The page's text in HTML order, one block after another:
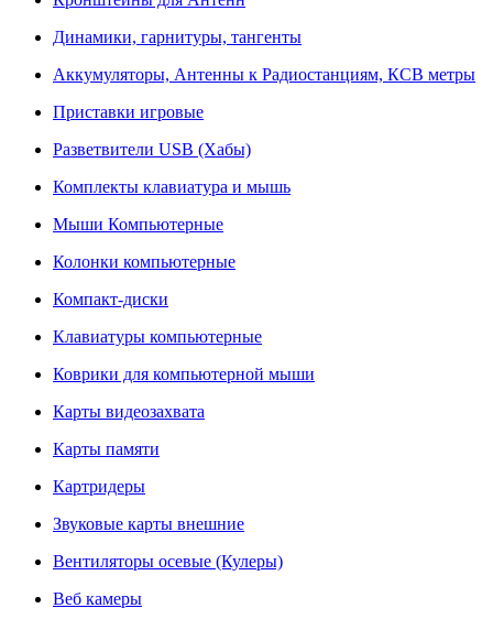
Динамики, гарнитуры, тангенты
Аккумуляторы, Антенны к Радиостанциям, КСВ метры
Приставки игровые
Разветвители USB (Хабы)
Комплекты клавиатура и мышь
Мыши Компьютерные
Колонки компьютерные
Компакт-диски
Клавиатуры компьютерные
Коврики для компьютерной мыши
Карты видеозахвата
Карты памяти
Картридеры
Звуковые карты внешние
Вентиляторы осевые (Кулеры)
Веб камеры